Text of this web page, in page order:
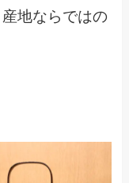
地ならではの